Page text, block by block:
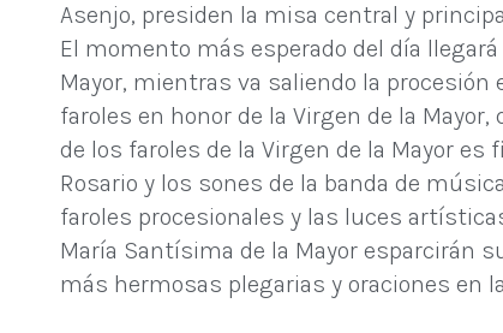
Asenjo, presiden la misa central y
El momento más esperado del día
Mayor, mientras va saliendo la
faroles en honor de la Virgen de la
de los faroles de la Virgen de la Mayor
Rosario y los sones de la banda de
faroles procesionales y las luces
María Santísima de la Mayor esparcirán
más hermosas plegarias y oraciones en